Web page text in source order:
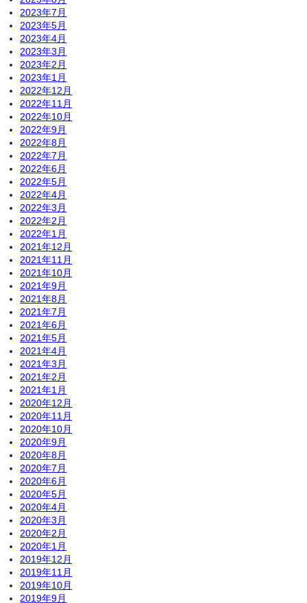
2023年7月
2023年5月
2023年4月
2023年3月
2023年2月
2023年1月
2022年12月
2022年11月
2022年10月
2022年9月
2022年8月
2022年7月
2022年6月
2022年5月
2022年4月
2022年3月
2022年2月
2022年1月
2021年12月
2021年11月
2021年10月
2021年9月
2021年8月
2021年7月
2021年6月
2021年5月
2021年4月
2021年3月
2021年2月
2021年1月
2020年12月
2020年11月
2020年10月
2020年9月
2020年8月
2020年7月
2020年6月
2020年5月
2020年4月
2020年3月
2020年2月
2020年1月
2019年12月
2019年11月
2019年10月
2019年9月